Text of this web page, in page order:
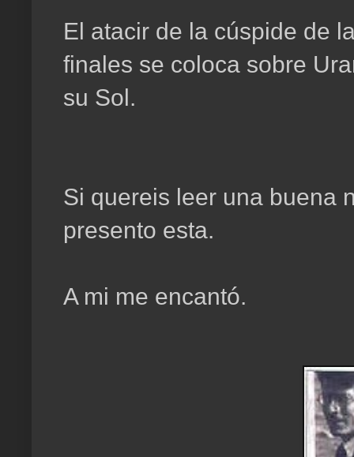
El atacir de la cúspide de
finales se coloca sobre
su Sol.
Si quereis leer una buena
presento esta.
A mi me encantó.